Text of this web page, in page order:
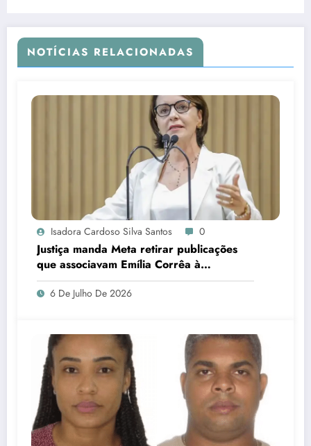
NOTÍCIAS RELACIONADAS
Isadora Cardoso Silva Santos 0
Justiça manda Meta retirar publicações
que associavam Emília Corrêa à
corrupção e identificar responsáveis
6 De Julho De 2026